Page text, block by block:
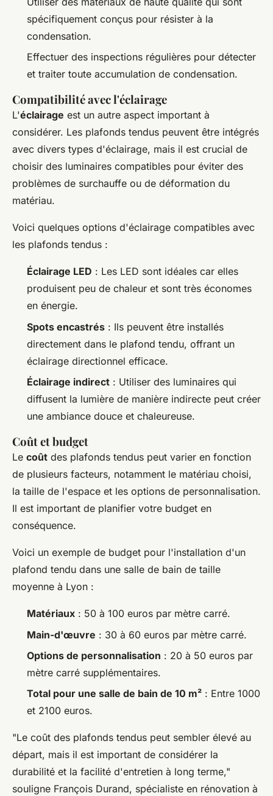
spécifiquement conçus pour résister à la
condensation.
Effectuer des inspections régulières pour détecter
et traiter toute accumulation de condensation.
Compatibilité avec l'éclairage
L'éclairage est un autre aspect important à
considérer. Les plafonds tendus peuvent être intégrés
avec divers types d'éclairage, mais il est crucial de
choisir des luminaires compatibles pour éviter des
problèmes de surchauffe ou de déformation du
matériau.
Voici quelques options d'éclairage compatibles avec
les plafonds tendus :
Éclairage LED : Les LED sont idéales car elles
produisent peu de chaleur et sont très économes
en énergie.
Spots encastrés : Ils peuvent être installés
directement dans le plafond tendu, offrant un
éclairage directionnel efficace.
Éclairage indirect : Utiliser des luminaires qui
diffusent la lumière de manière indirecte peut créer
une ambiance douce et chaleureuse.
Coût et budget
Le coût des plafonds tendus peut varier en fonction
de plusieurs facteurs, notamment le matériau choisi,
la taille de l'espace et les options de personnalisation.
Il est important de planifier votre budget en
conséquence.
Voici un exemple de budget pour l'installation d'un
plafond tendu dans une salle de bain de taille
moyenne à Lyon :
Matériaux : 50 à 100 euros par mètre carré.
Main-d'œuvre : 30 à 60 euros par mètre carré.
Options de personnalisation : 20 à 50 euros par
mètre carré supplémentaires.
Total pour une salle de bain de 10 m² : Entre 1000
et 2100 euros.
"Le coût des plafonds tendus peut sembler élevé au
départ, mais il est important de considérer la
durabilité et la facilité d'entretien à long terme,"
souligne François Durand, spécialiste en rénovation à